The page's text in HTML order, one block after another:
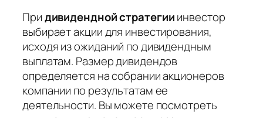
Придивидендной стратегииинвестор
выбирает акции для инвестирования,
исходя из ожиданий по дивидендным
выплатам. Размер дивидендов
определяется на собрании акционеров
компании по результатам ее
деятельности. Вы можете посмотреть